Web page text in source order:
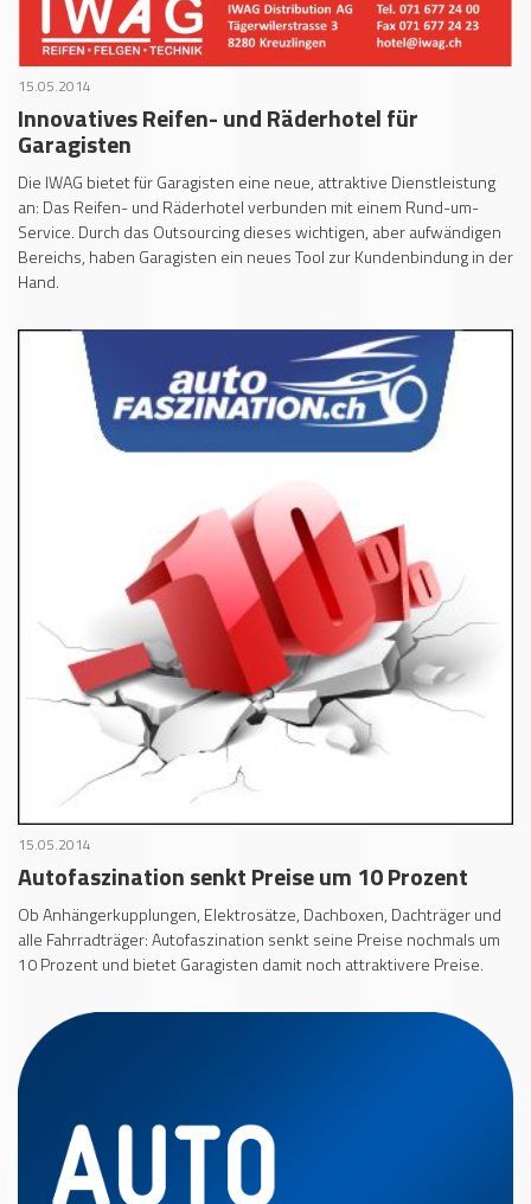
15.05.2014
Innovatives Reifen- und Räderhotel für
Garagisten
Die IWAG bietet für Garagisten eine neue, attraktive Dienstleistung
an: Das Reifen- und Räderhotel verbunden mit einem Rund-um-
Service. Durch das Outsourcing dieses wichtigen, aber aufwändigen
Bereichs, haben Garagisten ein neues Tool zur Kundenbindung in der
Hand.
15.05.2014
Autofaszination senkt Preise um 10 Prozent
Ob Anhängerkupplungen, Elektrosätze, Dachboxen, Dachträger und
alle Fahrradträger: Autofaszination senkt seine Preise nochmals um
10 Prozent und bietet Garagisten damit noch attraktivere Preise.